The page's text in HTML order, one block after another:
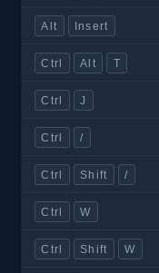
Alt Insert
Ctrl Alt T
Ctrl J
Ctrl /
Ctrl Shift /
Ctrl W
Ctrl Shift W